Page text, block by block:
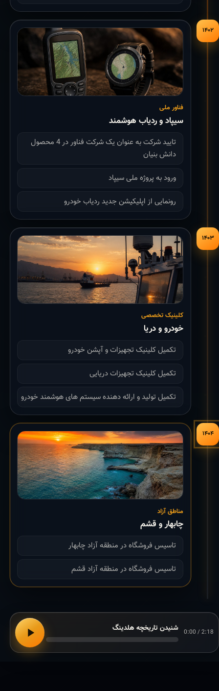
۱۴۰۲
فناور ملی
سیپاد و ردیاب هوشمند
تایید شرکت به عنوان یک شرکت فناور در 4 محصول
دانش بنیان
ورود به پروژه ملی سیپاد
رونمایی از اپلیکیشن جدید ردیاب خودرو
۱۴۰۳
کلینیک تخصصی
خودرو و دریا
تکمیل کلینیک تجهیزات و آپشن خودرو
تکمیل کلینیک تجهیزات دریایی
تکمیل تولید و ارائه دهنده سیستم های هوشمند خودرو
۱۴۰۴
مناطق آزاد
چابهار و قشم
تاسیس فروشگاه در منطقه آزاد چابهار
تاسیس فروشگاه در منطقه آزاد قشم
0:00 / 2:18 شنیدن تاریخچه هلدینگ